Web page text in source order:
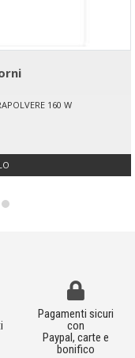
160 W
Pagamenti sicuri
con
Paypal, carte e
bonifico